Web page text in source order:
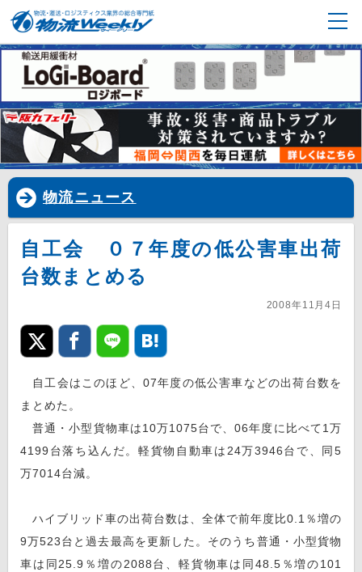
物流ニュース
自工会 ０７年度の低公害車出荷
台数まとめる
2008年11月4日
自工会はこのほど、07年度の低公害車などの出荷台数を
まとめた。
普通・小型貨物車は10万1075台で、06年度に比べて1万
4199台落ち込んだ。軽貨物自動車は24万3946台で、同5
万7014台減。
ハイブリッド車の出荷台数は、全体で前年度比0.1％増の
9万523台と過去最高を更新した。そのうち普通・小型貨物
車は同25.9％増の2088台、軽貨物車は同48.5％増の101